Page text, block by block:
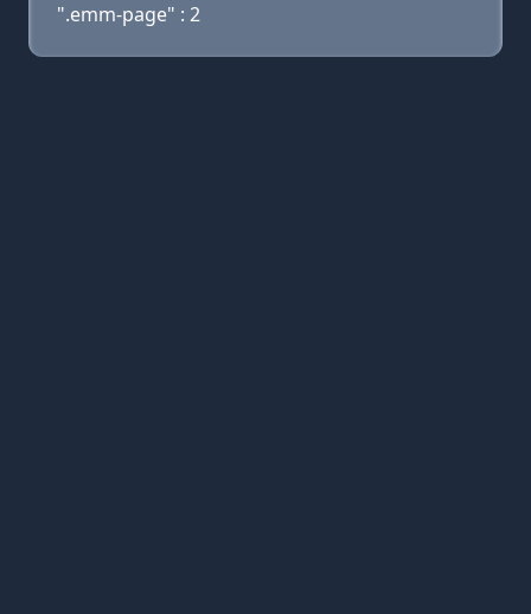
".emm-page" : 2